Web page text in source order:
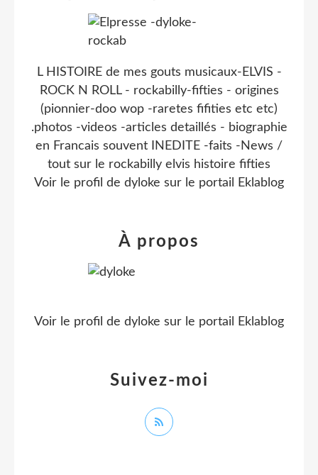
L HISTOIRE de mes gouts musicaux-ELVIS -
ROCK N ROLL - rockabilly-fifties - origines
(pionnier-doo wop -raretes fifities etc etc)
.photos -videos -articles detaillés - biographie
en Francais souvent INEDITE -faits -News /
tout sur le rockabilly elvis histoire fifties
Voir le profil de dyloke sur le portail Eklablog
Suivez-moi
À propos
Voir le profil de dyloke sur le portail Eklablog